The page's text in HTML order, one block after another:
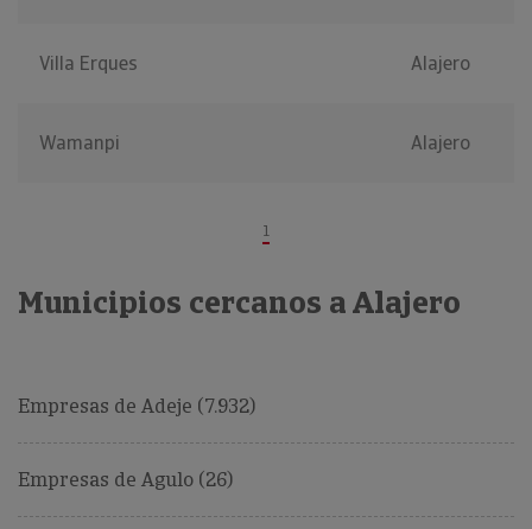
Villa Erques Alajero
Wamanpi Alajero
1
Municipios cercanos a Alajero
Empresas de Adeje (7.932)
Empresas de Agulo (26)